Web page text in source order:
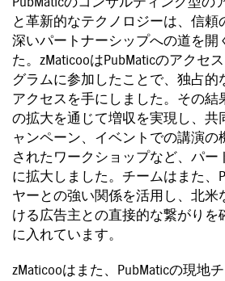
と革新的なテクノロジーは、信頼
深いパートナーシップへの道を開
た。zMaticooはPubMaticのアクセ
グラムに参加したことで、独占的
アクセスを手にしました。その結
の拡大を通じて増収を実現し、共
ャンペーン、イベントでの講演の
されたワークショップなど、パー
に拡大しました。チームはまた、
ヤーとの強い関係を活用し、北米
ける広告主との直接的な繋がりを
に入れています。
zMaticooはまた、PubMaticの現地